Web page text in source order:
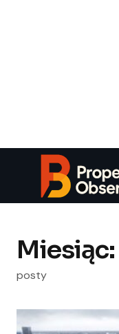
Miesiąc:
posty